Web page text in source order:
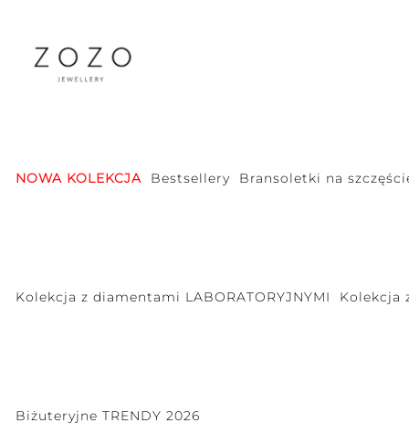
NOWA KOLEKCJA Bestsellery Bransoletki na
Kolekcja z diamentami LABORATORYJNYMI Kolekcja
Biżuteryjne TRENDY 2026